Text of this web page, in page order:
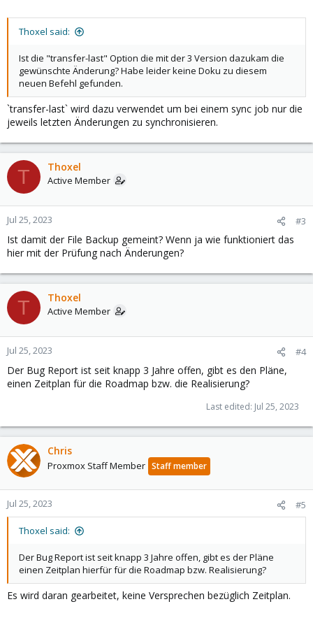
Thoxel said:
Ist die "transfer-last" Option die mit der 3 Version dazukam die
gewünschte Änderung? Habe leider keine Doku zu diesem
neuen Befehl gefunden.
`transfer-last` wird dazu verwendet um bei einem sync job nur die
jeweils letzten Änderungen zu synchronisieren.
T Thoxel
Active Member
Jul 25, 2023 #3
Ist damit der File Backup gemeint? Wenn ja wie funktioniert das
hier mit der Prüfung nach Änderungen?
T Thoxel
Active Member
Jul 25, 2023 #4
Der Bug Report ist seit knapp 3 Jahre offen, gibt es den Pläne,
einen Zeitplan für die Roadmap bzw. die Realisierung?
Last edited: Jul 25, 2023
Chris
Proxmox Staff Member Staff member
Jul 25, 2023 #5
Thoxel said:
Der Bug Report ist seit knapp 3 Jahre offen, gibt es der Pläne
einen Zeitplan hierfür für die Roadmap bzw. Realisierung?
Es wird daran gearbeitet, keine Versprechen bezüglich Zeitplan.